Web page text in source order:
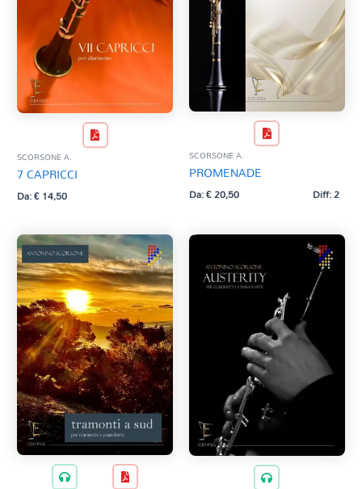
SCORSONE A.
7 CAPRICCI
Da:€14,50
SCORSONE A.
PROMENADE
Da:€20,50 Diff: 2